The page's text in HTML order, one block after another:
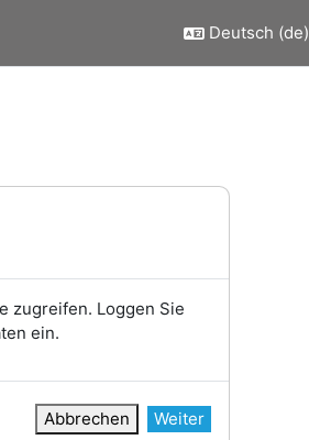
Deutsch ‎(de)‎
zugreifen. Loggen Sie
ein.
Abbrechen Weiter